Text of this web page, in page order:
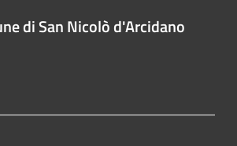
di San Nicolò d'Arcidano